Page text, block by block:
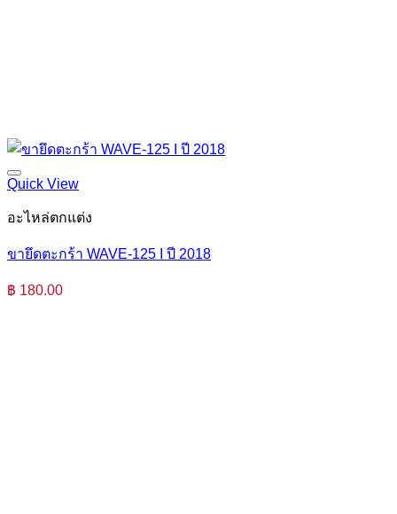
Quick View
อะไหล่ตกแต่ง
ขายึดตะกร้า WAVE-125 I ปี 2018
฿ 180.00